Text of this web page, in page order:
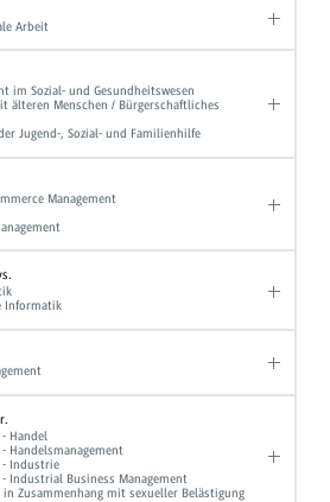
Arbeit
im Sozial- und Gesundheitswesen
älteren Menschen / Bürgerschaftliches
Jugend-, Sozial- und Familienhilfe
Management
Informatik
- Handel
Handelsmanagement
- Industrie
- Industrial Business Management
Zusammenhang mit sexueller Belästigung